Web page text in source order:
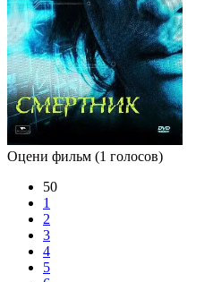
Оцени фильм (1 голосов)
50
1
2
3
4
5